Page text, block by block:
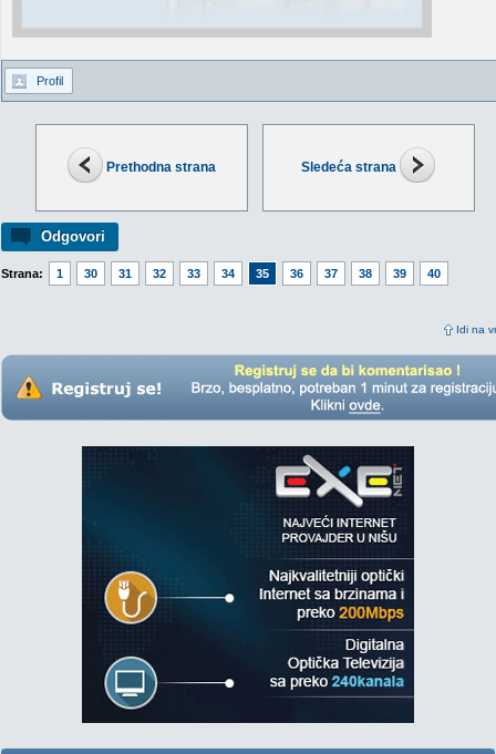
Prethodna strana Sledeća strana
Odgovori
Strana: 1 30 31 32 33 34 35 36 37 38 39 40
Idi na
Profil